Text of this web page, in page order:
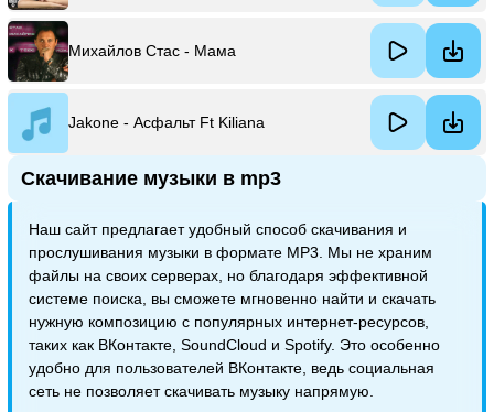
Михайлов Стас - Мама
Jakone - Асфальт Ft Kiliana
Скачивание музыки в mp3
Наш сайт предлагает удобный способ скачивания и
прослушивания музыки в формате MP3. Мы не храним
файлы на своих серверах, но благодаря эффективной
системе поиска, вы сможете мгновенно найти и скачать
нужную композицию с популярных интернет-ресурсов,
таких как ВКонтакте, SoundCloud и Spotify. Это особенно
удобно для пользователей ВКонтакте, ведь социальная
сеть не позволяет скачивать музыку напрямую.